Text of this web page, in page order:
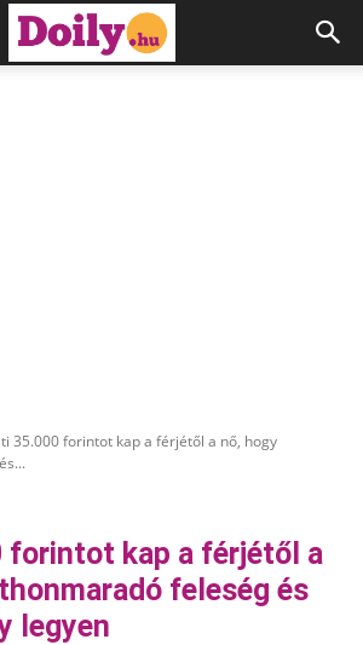
35.000 forintot kap a férjétől a nő, hogy
forintot kap a férjétől a
feleség és
legyen